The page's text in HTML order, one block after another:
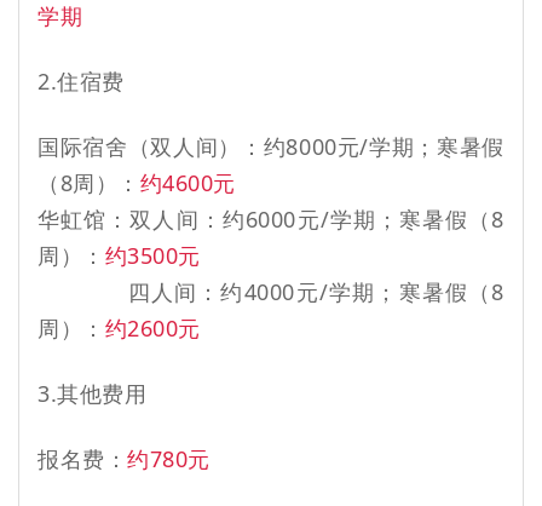
学期
2.住宿费
国际宿舍（双人间）：约8000元/学期；寒暑假
（8周）： 约4600元
华虹馆：双人间：约6000元/学期；寒暑假（8
周）： 约3500元
四人间：约4000元/学期；寒暑假（8
周）： 约2600元
3.其他费用
报名费：约780元